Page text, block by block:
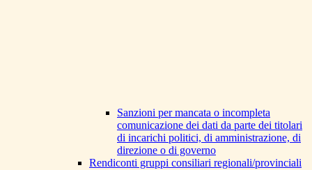
Sanzioni per mancata o incompleta
comunicazione dei dati da parte dei titolari
di incarichi politici, di amministrazione, di
direzione o di governo
Rendiconti gruppi consiliari regionali/provinciali